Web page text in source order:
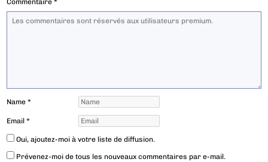
Commentaire*
Name*
Email*
Oui, ajoutez-moi à votre liste de diffusion.
Prévenez-moi de tous les nouveaux commentaires par e-mail.